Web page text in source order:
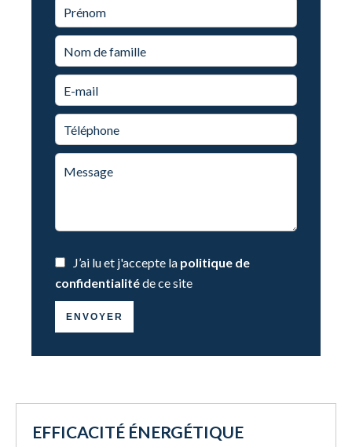
J’ai lu et j'accepte la politique de
confidentialitéde ce site
ENVOYER
EFFICACITÉ ÉNERGÉTIQUE